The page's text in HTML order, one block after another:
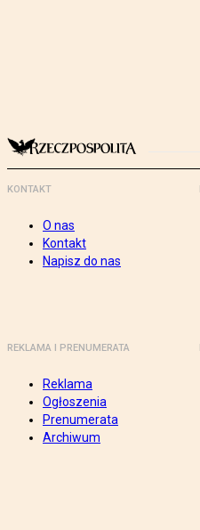
KONTAKT
O nas
Kontakt
Napisz do nas
REKLAMA I PRENUMERATA
Reklama
Ogłoszenia
Prenumerata
Archiwum